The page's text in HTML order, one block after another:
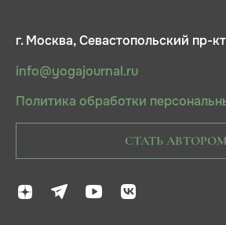
г. Москва, Севастопольский пр-
info@yogajournal.ru
Политика обработки
СТАТЬ АВТОРОМ